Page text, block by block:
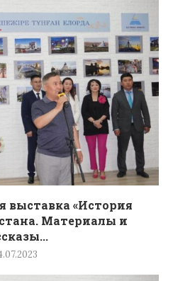
выставка «История
Материалы и